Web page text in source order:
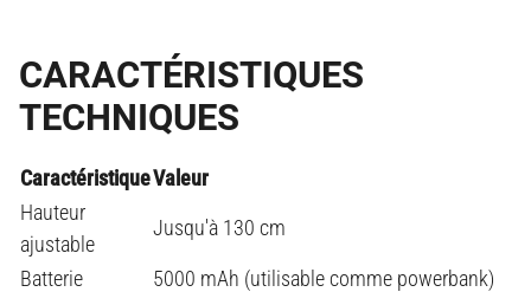
CARACTÉRISTIQUES
TECHNIQUES
CaractéristiqueValeur
Hauteur
ajustable
Jusqu'à 130 cm
Batterie
5000 mAh (utilisable comme powerbank)